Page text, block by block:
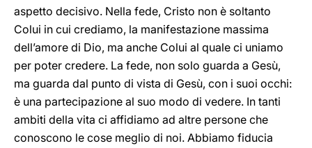
aspetto decisivo. Nella fede, Cristo non è soltanto
Colui in cui crediamo, la manifestazione massima
dell’amore di Dio, ma anche Colui al quale ci uniamo
per poter credere. La fede, non solo guarda a Gesù,
ma guarda dal punto di vista di Gesù, con i suoi occhi:
è una partecipazione al suo modo di vedere. In tanti
ambiti della vita ci affidiamo ad altre persone che
conoscono le cose meglio di noi. Abbiamo fiducia